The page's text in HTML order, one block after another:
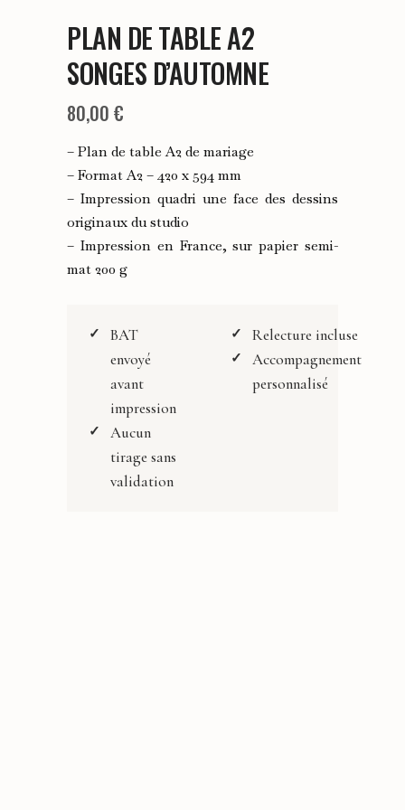
PLAN DE TABLE A2
SONGES D’AUTOMNE
80,00 €
– Plan de table A2 de mariage
– Format A2 – 420 x 594 mm
– Impression quadri une face des dessins
originaux du studio
– Impression en France, sur papier semi-
mat 200 g
BAT
envoyé
avant
impression
Aucun
tirage sans
validation
Relecture incluse
Accompagnement
personnalisé